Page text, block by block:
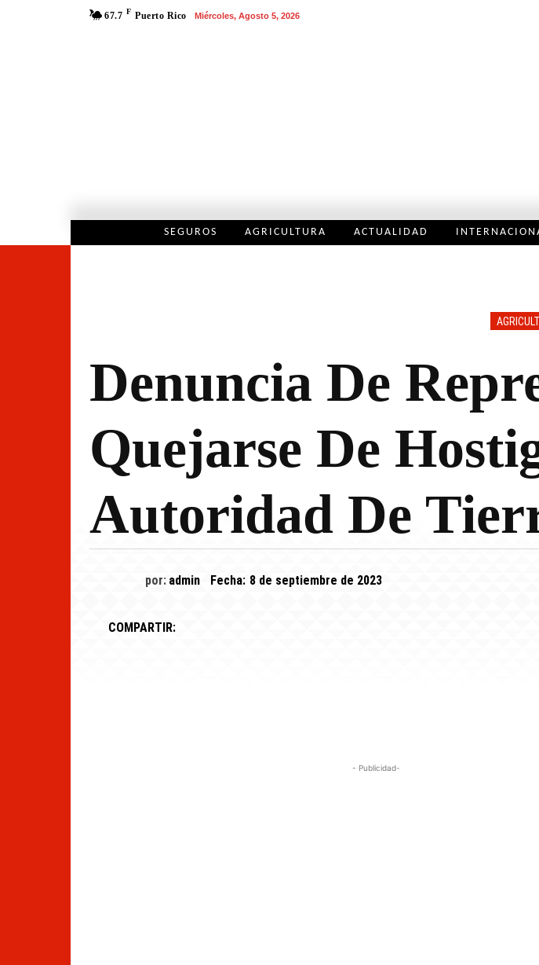
67.7 F Puerto Rico Miércoles, Agosto 5, 2026
SEGUROS AGRICULTURA ACTUALIDAD
Denuncia De
Quejarse De
Autoridad De
por: admin Fecha: 8 de septiembre de 2023
COMPARTIR:
- Publicidad-